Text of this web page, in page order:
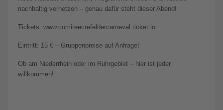
nachhaltig vernetzen – genau dafür steht dieser Abend!
Tickets: www.comiteecrefeldercarneval.ticket.io
Eintritt: 15 € – Gruppenpreise auf Anfrage!
Ob am Niederrhein oder im Ruhrgebiet – hier ist jeder
willkommen!